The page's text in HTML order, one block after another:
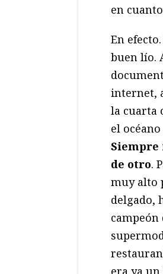
en
En
buen lío.
internet,
la cuarta
el
Siempre
de otro.
muy alto
delgado,